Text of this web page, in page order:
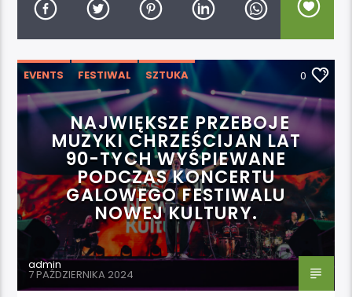
EVENTS FESTIWAL
SZTUKA
WYDARZENIA
0
NAJWIĘKSZE PRZEBOJE
MUZYKI CHRZEŚCIJAN LAT
90-TYCH WYŚPIEWANE
PODCZAS KONCERTU
GALOWEGO FESTIWALU
NOWEJ KULTURY.
admin
7 PAŹDZIERNIKA 2024